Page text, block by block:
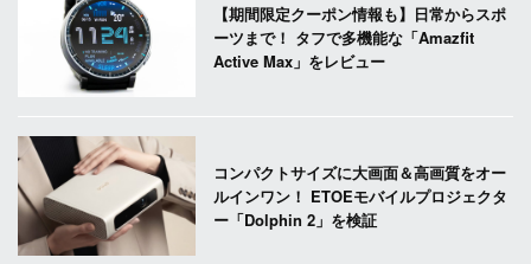
【期間限定クーポン情報も】日常からスポ
ーツまで！ タフで多機能な「Amazfit
Active Max」をレビュー
コンパクトサイズに大画面＆高画質をオー
ルインワン！ ETOEモバイルプロジェクタ
ー「Dolphin 2」を検証